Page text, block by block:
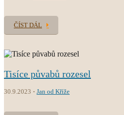
ČÍST DÁL
Tisíce půvabů rozesel
30.9.2023 Jan od Kříže